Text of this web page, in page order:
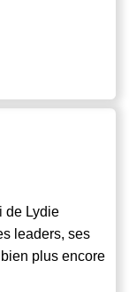
de Lydie
leaders, ses
plus encore